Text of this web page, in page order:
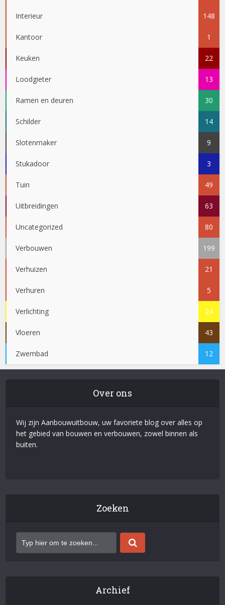
Interieur 148
Kantoor 1
Keuken 22
Loodgieter 13
Ramen en deuren 30
Schilder 14
Slotenmaker 9
Stukadoor 3
Tuin 49
Uitbreidingen 63
Uncategorized 80
Verbouwen 199
Verhuizen 21
Verhuren 5
Verlichting 24
Vloeren 43
Zwembad 12
Over ons
Wij zijn Aanbouwuitbouw, uw favoriete blog over alles op
het gebied van bouwen en verbouwen, zowel binnen als
buiten.
Zoeken
Archief